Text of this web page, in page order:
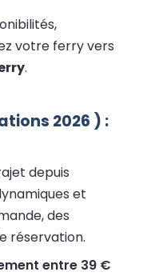
votre ferry vers
.
2026 ) :
depuis
et
des
réservation.
entre 39 €